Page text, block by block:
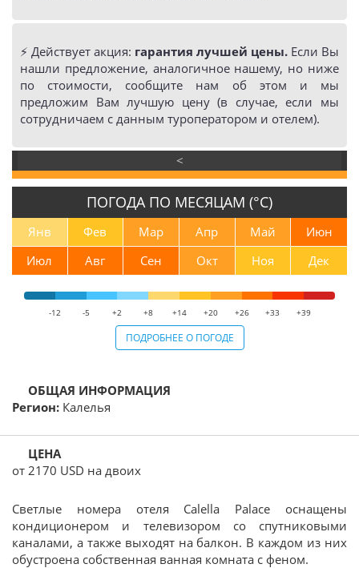
⚡️ Действует акция: гарантия лучшей цены. Если Вы
нашли предложение, аналогичное нашему, но ниже
по стоимости, сообщите нам об этом и мы
предложим Вам лучшую цену (в случае, если мы
сотрудничаем с данным туроператором и отелем).
<
ПОГОДА ПО МЕСЯЦАМ (°С)
Янв Фев Мар Апр Май
Июн
Июл
Авг Сен Окт Ноя Дек
-12 -5 +2 +8 +14 +20 +26 +33 +39
ПОДРОБНЕЕ О ПОГОДЕ
Калелья
от 2170 USD на двоих
Светлые номера отеля Calella Palace оснащены
кондиционером и телевизором со спутниковыми
каналами, а также выходят на балкон. В каждом из них
обустроена собственная ванная комната с феном.